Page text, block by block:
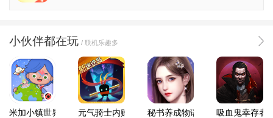
小伙伴都在玩 / 联机乐趣多
米加小镇世界2025官方版元气骑士内购破解版秘书养成物语 吸血鬼幸存者